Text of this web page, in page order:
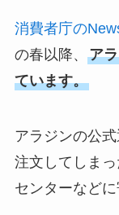
消費者庁の
の春以降、 ア
ています。
アラジンの公
注文してしま
センターなどに